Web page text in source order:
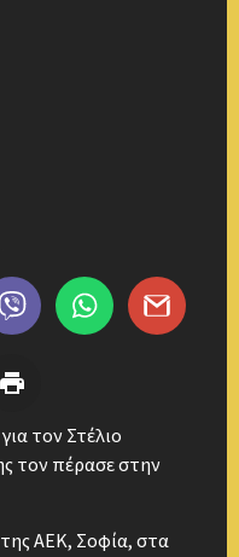
τον Στέλιο
τον πέρασε στην
ΑΕΚ, Σοφία, στα